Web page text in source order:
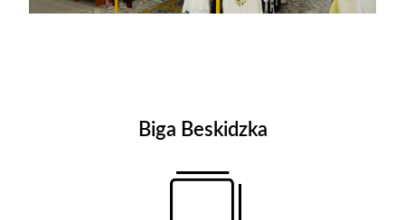
Biga Beskidzka